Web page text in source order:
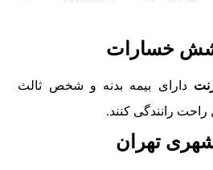
خسارات
دارای بیمه بدنه و شخص ثالث
راحت رانندگی کنند.
شهری تهران